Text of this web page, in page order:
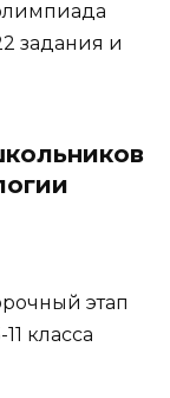
задания и
этап
класса